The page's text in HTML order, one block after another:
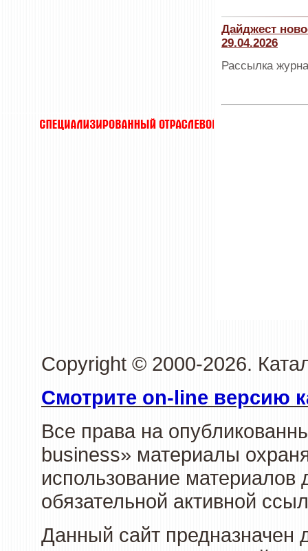
Дайджест
29.04.2026
Рассылка
Copyright © 2000-2026.
Смотрите on-line версию
Все права на
business» материалы
использование материалов
обязательной активной
Данный сайт предназначен